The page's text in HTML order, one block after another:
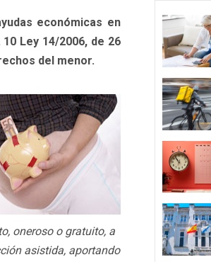
económicas en
Ley 14/2006, de 26
del menor.
oneroso o gratuito, a
asistida, aportando